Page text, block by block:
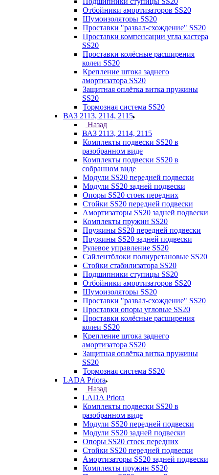
Отбойники амортизаторов SS20
Шумоизоляторы SS20
Проставки "развал-схождение" SS20
Проставки компенсации угла кастера
SS20
Проставки колёсные расширения
колеи SS20
Крепление штока заднего
амортизатора SS20
Защитная оплётка витка пружины
SS20
Тормозная система SS20
ВАЗ 2113, 2114, 2115
Назад
ВАЗ 2113, 2114, 2115
Комплекты подвески SS20 в
разобранном виде
Комплекты подвески SS20 в
собранном виде
Модули SS20 передней подвески
Модули SS20 задней подвески
Опоры SS20 стоек передних
Стойки SS20 передней подвески
Амортизаторы SS20 задней подвески
Комплекты пружин SS20
Пружины SS20 передней подвески
Пружины SS20 задней подвески
Рулевое управление SS20
Сайлентблоки полиуретановые SS20
Стойки стабилизатора SS20
Подшипники ступицы SS20
Отбойники амортизаторов SS20
Шумоизоляторы SS20
Проставки "развал-схождение" SS20
Проставки опоры угловые SS20
Проставки колёсные расширения
колеи SS20
Крепление штока заднего
амортизатора SS20
Защитная оплётка витка пружины
SS20
Тормозная система SS20
LADA Priora
Назад
LADA Priora
Комплекты подвески SS20 в
разобранном виде
Модули SS20 передней подвески
Модули SS20 задней подвески
Опоры SS20 стоек передних
Стойки SS20 передней подвески
Амортизаторы SS20 задней подвески
Комплекты пружин SS20